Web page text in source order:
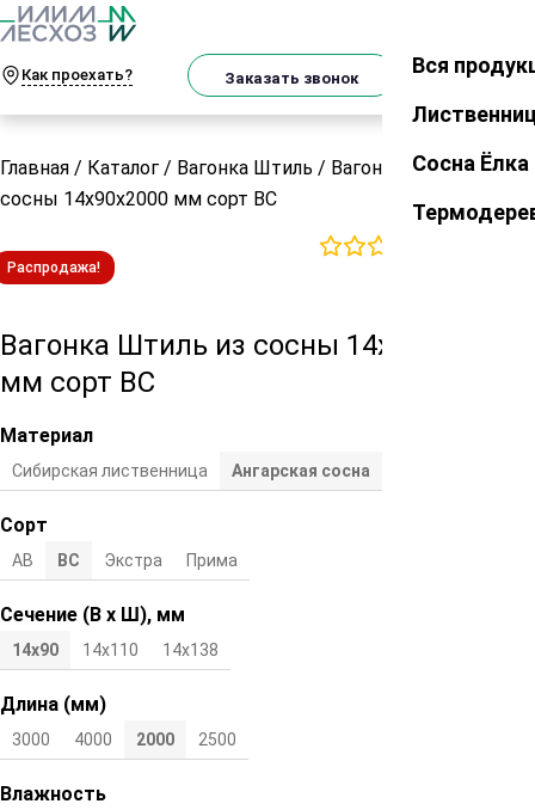
Как проехать? Заказать звонок Закрыть
Вся
Сосна Ёлка
Главная / Каталог / Вагонка Штиль / Вагонка Штиль из
сосны 14х90х2000 мм сорт ВС
Распродажа!
Вагонка Штиль из сосны 14х90х2000
мм сорт ВС
Материал
Сибирская лиственница Ангарская сосна
Сорт
АВ ВС Экстра Прима
Сечение (В х Ш), мм
14х90 14х110 14x138
Длина (мм)
3000 4000 2000 2500
Влажность